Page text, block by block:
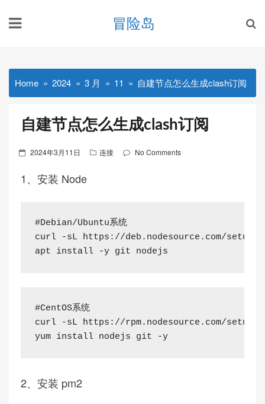
冒险岛
Home 2024 3 月 11 自建节点怎么生成clash订阅
自建节点怎么生成clash订阅
Posted
2024年3月11日 连接 No Comments
1、安装 Node
#Debian/Ubuntu系统
curl -sL https://deb.nodesource.com/
apt install -y git nodejs
#CentOS系统
curl -sL https://rpm.nodesource.com/
yum install nodejs git -y
2、安装 pm2